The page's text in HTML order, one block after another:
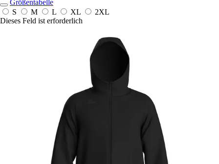
Größentabelle
S
M L XL
2XL
Dieses Feld ist erforderlich